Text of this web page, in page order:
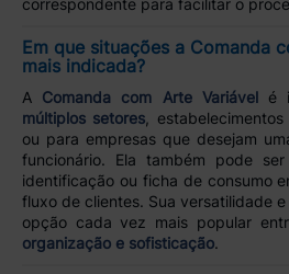
correspondente para facilitar o
Em que situações a Comanda
mais indicada?
A Comanda com Arte Variávelé
múltiplos setores ,
ou para empresas que desejam
funcionário. Ela também pode
identificação ou ficha de consumo
fluxo de clientes. Sua versatilidade
opção cada vez mais popular
organização e sofisticação.